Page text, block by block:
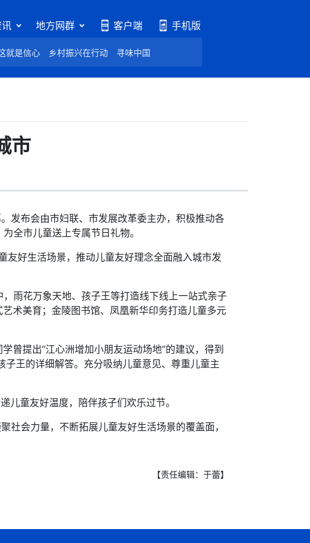
地方网群 客户端 手机版
就是信心 乡村振兴在行动 寻味中国
市
发布会由市妇联、市发展改革委主办，积极推动各
全市儿童送上专属节日礼物。
好生活场景，推动儿童友好理念全面融入城市发
雨花万象天地、孩子王等打造线下线上一站式亲子
术美育；金陵图书馆、凤凰新华印务打造儿童多元
提出“江心洲增加小朋友运动场地”的建议，得到
子王的详细解答。充分吸纳儿童意见、尊重儿童主
童友好温度，陪伴孩子们欢乐过节。
会力量，不断拓展儿童友好生活场景的覆盖面，
【责任编辑：于蕾】